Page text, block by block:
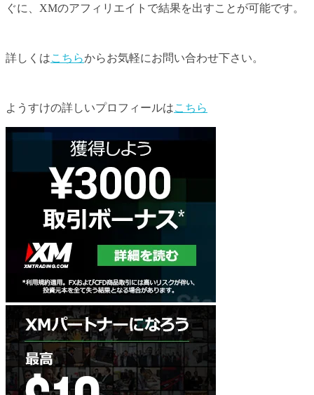
ぐに、XMのアフィリエイトで結果を出すことが可能です。
詳しくはこちらからお気軽にお問い合わせ下さい。
ようすけの詳しいプロフィールはこちら